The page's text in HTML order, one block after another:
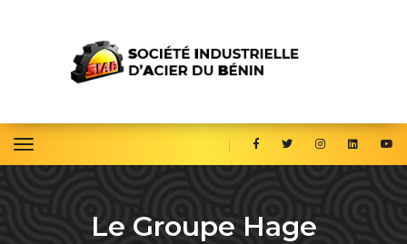
toggle navigation
Le Groupe Hage